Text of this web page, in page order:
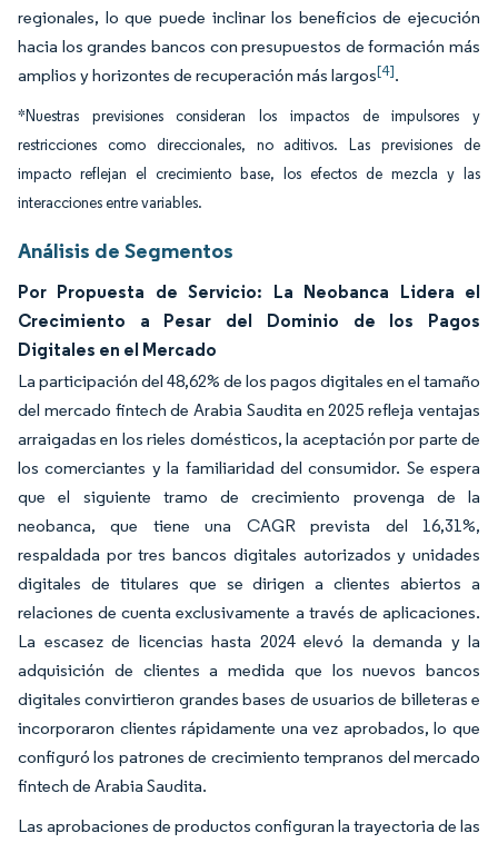
regionales, lo que puede inclinar los beneficios de ejecución
hacia los grandes bancos con presupuestos de formación más
amplios y horizontes de recuperación más largos[4].
*Nuestras previsiones consideran los impactos de impulsores y
restricciones como direccionales, no aditivos. Las previsiones de
impacto reflejan el crecimiento base, los efectos de mezcla y las
interacciones entre variables.
Análisis de Segmentos
Por Propuesta de Servicio: La Neobanca Lidera el
Crecimiento a Pesar del Dominio de los Pagos
Digitales en el Mercado
La participación del 48,62% de los pagos digitales en el tamaño
del mercado fintech de Arabia Saudita en 2025 refleja ventajas
arraigadas en los rieles domésticos, la aceptación por parte de
los comerciantes y la familiaridad del consumidor. Se espera
que el siguiente tramo de crecimiento provenga de la
neobanca, que tiene una CAGR prevista del 16,31%,
respaldada por tres bancos digitales autorizados y unidades
digitales de titulares que se dirigen a clientes abiertos a
relaciones de cuenta exclusivamente a través de aplicaciones.
La escasez de licencias hasta 2024 elevó la demanda y la
adquisición de clientes a medida que los nuevos bancos
digitales convirtieron grandes bases de usuarios de billeteras e
incorporaron clientes rápidamente una vez aprobados, lo que
configuró los patrones de crecimiento tempranos del mercado
fintech de Arabia Saudita.
Las aprobaciones de productos configuran la trayectoria de las